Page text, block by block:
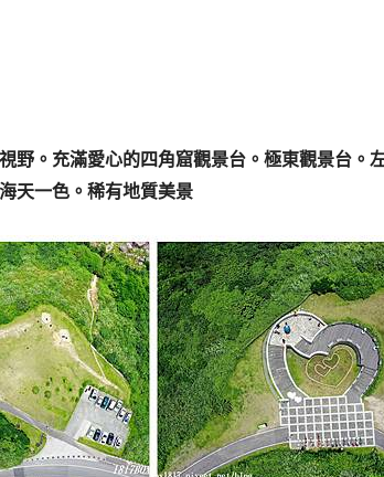
野。充滿愛心的四角窟觀景台。極東觀景台。
天一色。稀有地質美景